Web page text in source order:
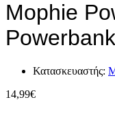
Mophie
Κατασκευαστής:
14,99€